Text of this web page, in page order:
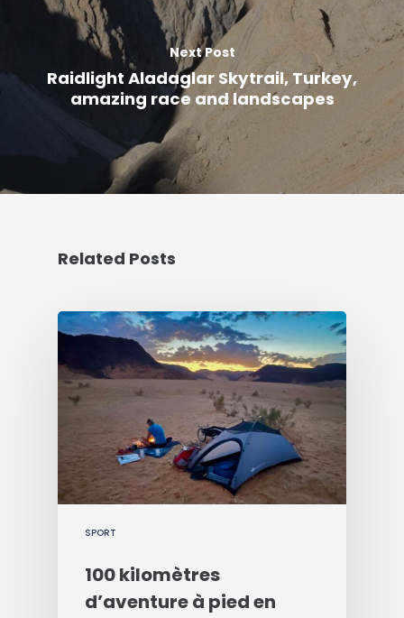
Next Post
Raidlight Aladaglar Skytrail, Turkey,
amazing race and landscapes
Related Posts
SPORT
100 kilomètres
d’aventure à pied en